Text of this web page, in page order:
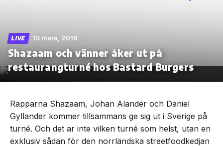
Skip
the
LIVE 15 mars, 2019
Shazaam och vänner åker ut på
restaurangturné hos Bastard Burgers
Rapparna Shazaam, Johan Alander och Daniel
Gyllander kommer tillsammans ge sig ut i Sverige på
turné. Och det är inte vilken turné som helst, utan en
exklusiv sådan för den norrländska streetfoodkedjan